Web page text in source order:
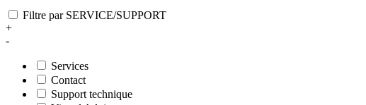
Filtre par SERVICE/SUPPORT
+
-
Services
Contact
Support technique